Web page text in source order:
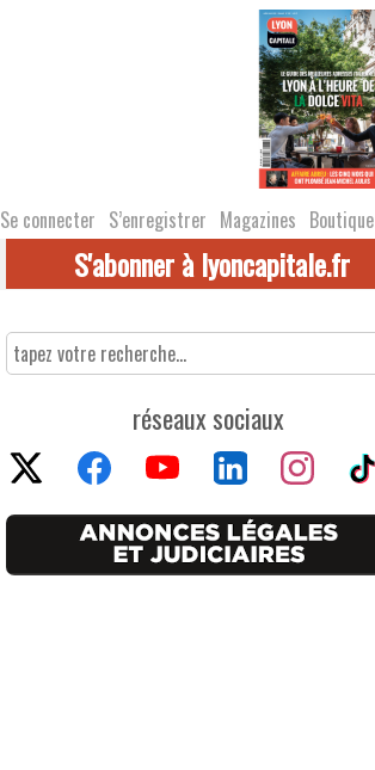
Se connecter S’enregistrer Magazines Boutique
S'abonner à lyoncapitale.fr
réseaux sociaux